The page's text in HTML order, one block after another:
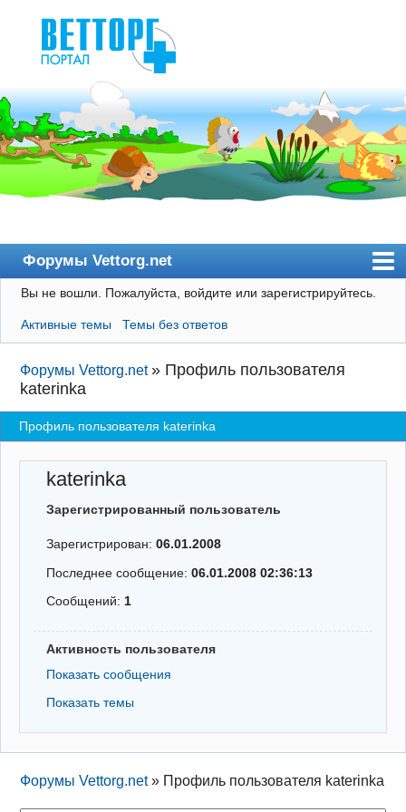
Форумы Vettorg.net
Главная
Пользователи
Правила
Поиск
Регистрация
Вход
Вы не вошли. Пожалуйста, войдите или зарегистрируйтесь.
Активные темы Темы без ответов
Форумы Vettorg.net » Профиль пользователя
katerinka
Профиль пользователя katerinka
katerinka
Зарегистрированный пользователь
Зарегистрирован:06.01.2008
Последнее сообщение:06.01.2008 02:36:13
Сообщений: 1
Активность пользователя
Показать сообщения
Показать темы
Форумы Vettorg.net » Профиль пользователя katerinka